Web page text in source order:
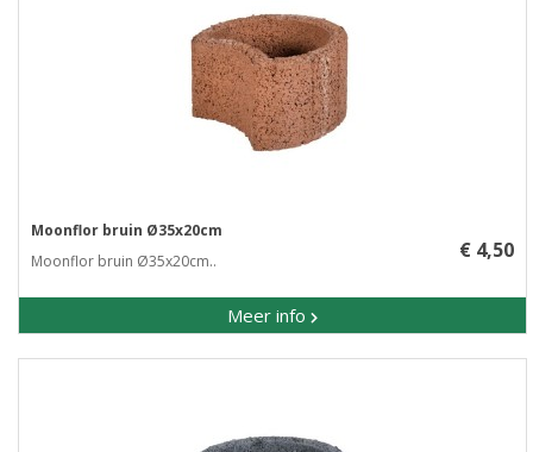
Moonflor bruin Ø35x20cm
Moonflor bruin Ø35x20cm..
Meer info
€ 4,50